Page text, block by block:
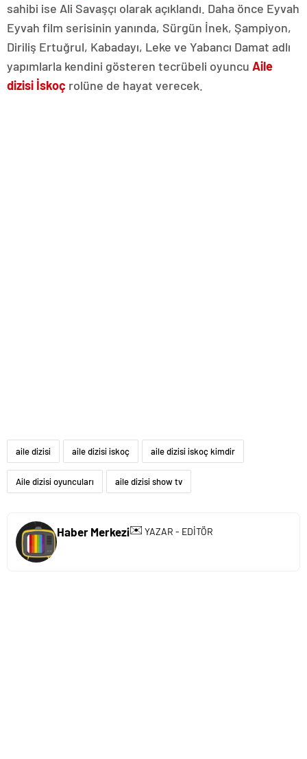
sahibi ise Ali Savaşçı olarak açıklandı. Daha önce Eyvah
Eyvah film serisinin yanında, Sürgün İnek, Şampiyon,
Diriliş Ertuğrul, Kabadayı, Leke ve Yabancı Damat adlı
yapımlarla kendini gösteren tecrübeli oyuncu Aile
dizisi İskoç rolüne de hayat verecek.
aile dizisi aile dizisi iskoç aile dizisi iskoç kimdir
Aile dizisi oyuncuları aile dizisi show tv
Haber Merkezi✉️ YAZAR - EDİTÖR